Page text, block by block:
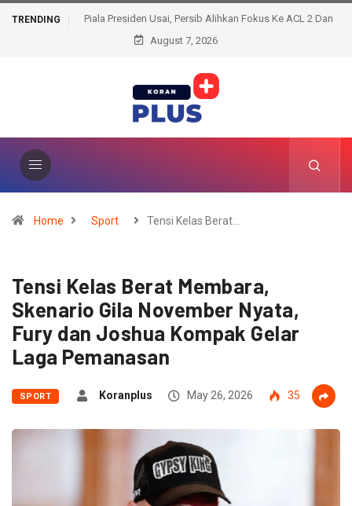
TRENDING
Piala Presiden Usai, Persib Alihkan Fokus Ke ACL 2 Dan
Liga Super
August 7, 2026
Home Sport Tensi Kelas Berat…
Tensi Kelas Berat Membara,
Skenario Gila November Nyata,
Fury dan Joshua Kompak Gelar
Laga Pemanasan
SPORT Koranplus May 26, 2026 35